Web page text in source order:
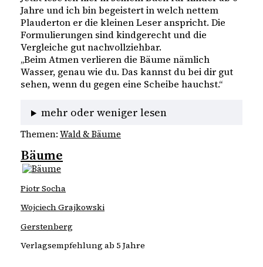
Jahre und ich bin begeistert in welch nettem
Plauderton er die kleinen Leser anspricht. Die
Formulierungen sind kindgerecht und die
Vergleiche gut nachvollziehbar.
„Beim Atmen verlieren die Bäume nämlich
Wasser, genau wie du. Das kannst du bei dir gut
sehen, wenn du gegen eine Scheibe hauchst.“
mehr oder weniger lesen
Themen: Wald & Bäume
Bäume
Piotr Socha
Wojciech Grajkowski
Gerstenberg
Verlagsempfehlung ab 5 Jahre